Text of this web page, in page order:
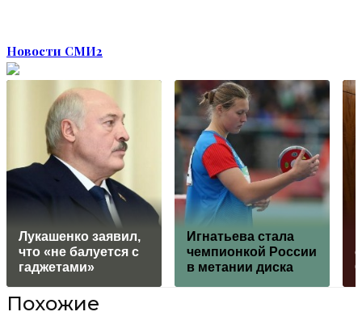
Новости СМИ2
Лукашенко заявил,
что «не балуется с
гаджетами»
Игнатьева стала
чемпионкой России
в метании диска
Похожие